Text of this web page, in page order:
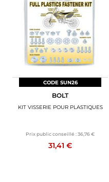
CODE SUN26
BOLT
KIT VISSERIE POUR PLASTIQUES
Prix public conseillé :36,76 €
31,41 €